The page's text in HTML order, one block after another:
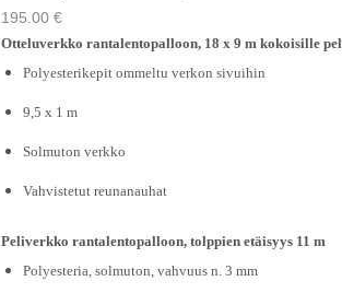
195.00 €
Otteluverkko rantalentopalloon, 18 x 9 m kokoisille
Polyesterikepit ommeltu verkon sivuihin
9,5 x 1 m
Solmuton verkko
Vahvistetut reunanauhat
Peliverkko rantalentopalloon, tolppien etäisyys 11 m
Polyesteria, solmuton, vahvuus n. 3 mm